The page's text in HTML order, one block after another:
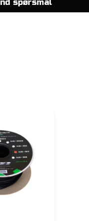
spørsmål